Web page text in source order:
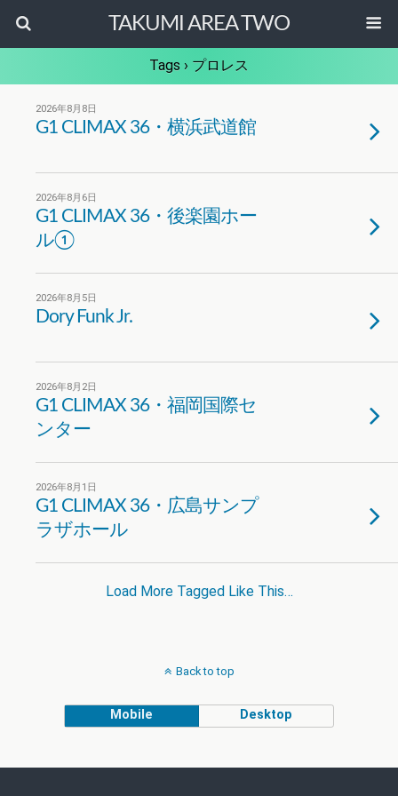
TAKUMI AREA TWO
Tags › プロレス
2026年8月8日
G1 CLIMAX 36・横浜武道館
2026年8月6日
G1 CLIMAX 36・後楽園ホー
ル①
2026年8月5日
Dory Funk Jr.
2026年8月2日
G1 CLIMAX 36・福岡国際セ
ンター
2026年8月1日
G1 CLIMAX 36・広島サンプ
ラザホール
Load More Tagged Like This…
Back to top
Mobile Desktop